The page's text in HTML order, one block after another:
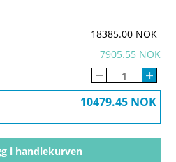
18385.00 NOK
7905.55 NOK
10479.45 NOK
i handlekurven